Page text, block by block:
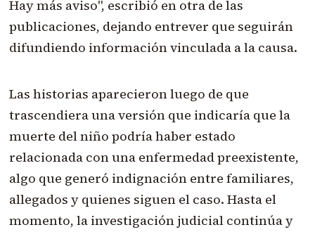
Hay más aviso", escribió en otra de las
publicaciones, dejando entrever que seguirán
difundiendo información vinculada a la causa.
Las historias aparecieron luego de que
trascendiera una versión que indicaría que la
muerte del niño podría haber estado
relacionada con una enfermedad preexistente,
algo que generó indignación entre familiares,
allegados y quienes siguen el caso. Hasta el
momento, la investigación judicial continúa y